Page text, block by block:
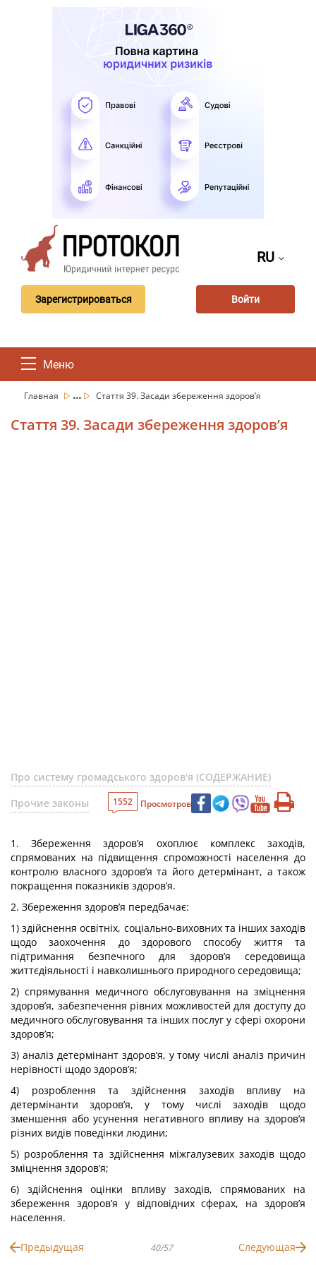
RU
Зарегистрироваться Войти
Меню
Главная ... Стаття 39. Засади збереження здоров’я
Стаття 39. Засади збереження здоров’я
Про систему громадського здоров'я (СОДЕРЖАНИЕ)
Прочие законы
1552 Просмотров
1. Збереження здоров’я охоплює комплекс заходів,
спрямованих на підвищення спроможності населення до
контролю власного здоров’я та його детермінант, а також
покращення показників здоров’я.
2. Збереження здоров’я передбачає:
1) здійснення освітніх, соціально-виховних та інших заходів
щодо заохочення до здорового способу життя та
підтримання безпечного для здоров’я середовища
життєдіяльності і навколишнього природного середовища;
2) спрямування медичного обслуговування на зміцнення
здоров’я, забезпечення рівних можливостей для доступу до
медичного обслуговування та інших послуг у сфері охорони
здоров’я;
3) аналіз детермінант здоров’я, у тому числі аналіз причин
нерівності щодо здоров’я;
4) розроблення та здійснення заходів впливу на
детермінанти здоров’я, у тому числі заходів щодо
зменшення або усунення негативного впливу на здоров’я
різних видів поведінки людини;
5) розроблення та здійснення міжгалузевих заходів щодо
зміцнення здоров’я;
6) здійснення оцінки впливу заходів, спрямованих на
збереження здоров’я у відповідних сферах, на здоров’я
населення.
Предыдущая 40/57 Следующая